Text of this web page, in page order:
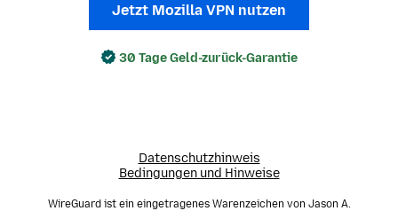
Jetzt Mozilla VPN nutzen
30 Tage Geld-zurück-Garantie
Datenschutzhinweis
Bedingungen und Hinweise
WireGuard ist ein eingetragenes Warenzeichen von Jason A.